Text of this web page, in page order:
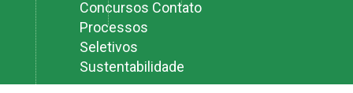
Concursos
Processos
Seletivos
Sustentabilidade
Contato